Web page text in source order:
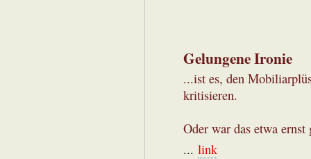
Gelungene Ironie
...ist es, den
kritisieren.
Oder war das etwa ernst
... link